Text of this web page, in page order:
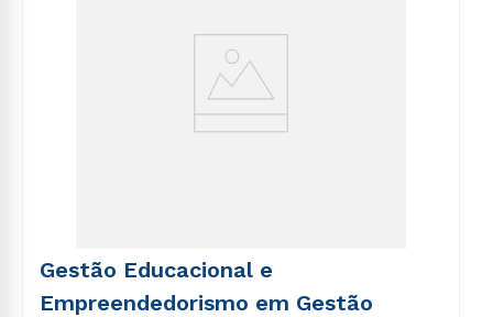
Gestão Educacional e
Empreendedorismo em Gestão